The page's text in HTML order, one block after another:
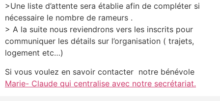
>Une liste d’attente sera établie afin de compléter si
nécessaire le nombre de rameurs .
> A la suite nous reviendrons vers les inscrits pour
communiquer les détails sur l’organisation ( trajets,
logement etc…)
Si vous voulez en savoir contacter notre bénévole
Marie- Claude qui centralise avec notre secrétariat.